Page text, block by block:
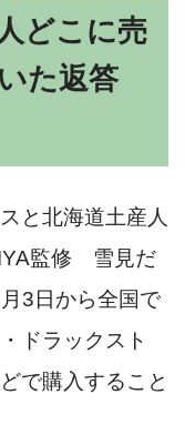
どこに売
た返答
と北海道土産人
監修 雪見だ
3日から全国で
ドラックスト
で購入すること